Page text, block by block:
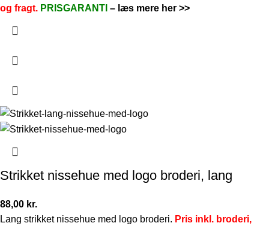
og fragt. PRISGARANTI – læs mere her >>
Strikket nissehue med logo broderi, lang
88,00 kr.
Lang strikket nissehue med logo broderi. Pris inkl. broderi,